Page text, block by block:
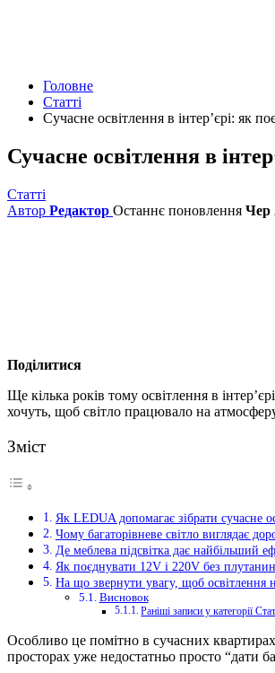
Головне
Статті
Сучасне освітлення в інтер’єрі: як
Сучасне освітлення в
Статті
Автор Редактор Останнє поновлення Чер
Поділитися
Ще кілька років тому освітлення в
хочуть, щоб світло працювало на
Зміст
Як LEDUA допомагає зібрати сучасне
Чому багаторівневе світло виглядає
Де меблева підсвітка дає найбільший
Як поєднувати 12V і 220V без
На що звернути увагу, щоб
Висновок
Раніші записи у категорії
Особливо це помітно в сучасних
просторах уже недостатньо просто “дати